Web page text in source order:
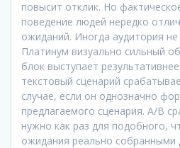
повысит отклик. Но
поведение людей нередко
ожиданий. Иногда аудитория
Платинум визуально сильный
блок выступает
текстовый сценарий
случае, если он однозначно
предлагаемого сценария. A/B
нужно как раз для подобного,
ожидания реально собранными